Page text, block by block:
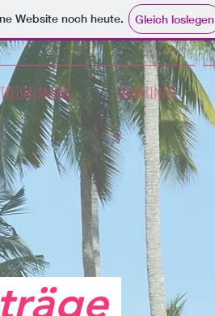
Website noch heute. Gleich loslegen
Länderinfos